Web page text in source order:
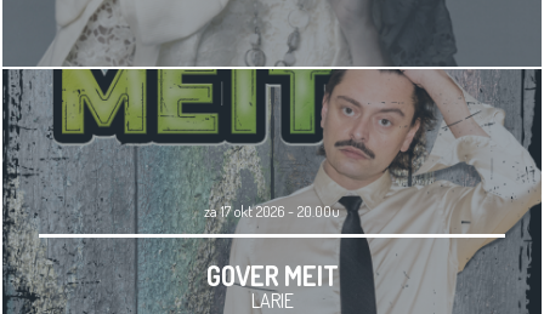
za 17 okt 2026 - 20.00u
GOVER MEIT
LARIE